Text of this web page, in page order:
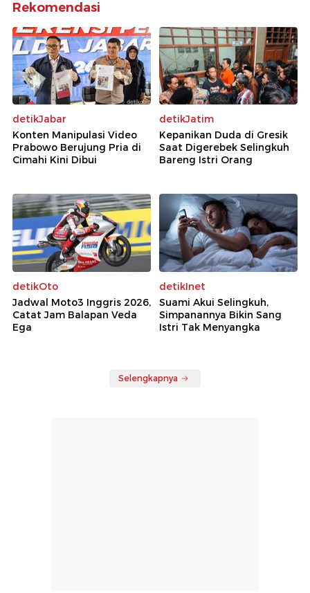
Rekomendasi
detikJabar
Konten Manipulasi Video
Prabowo Berujung Pria di
Cimahi Kini Dibui
detikJatim
Kepanikan Duda di Gresik
Saat Digerebek Selingkuh
Bareng Istri Orang
detikOto
Jadwal Moto3 Inggris 2026,
Catat Jam Balapan Veda
Ega
detikInet
Suami Akui Selingkuh,
Simpanannya Bikin Sang
Istri Tak Menyangka
Selengkapnya